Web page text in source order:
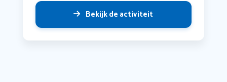
Bekijk de activiteit